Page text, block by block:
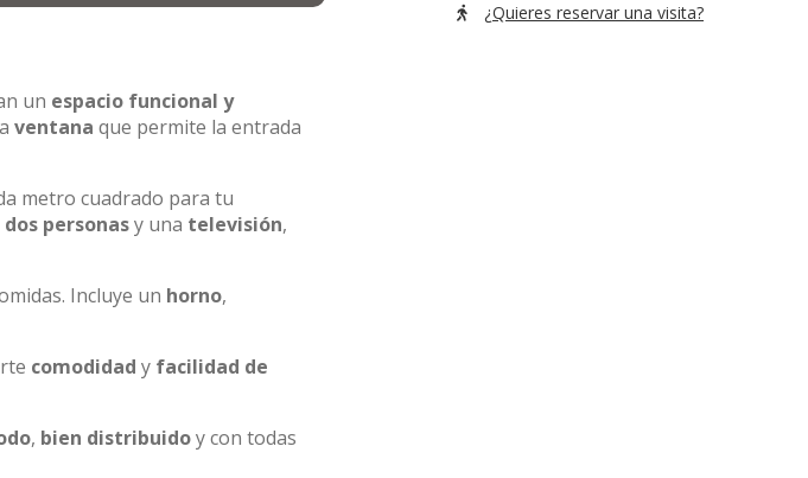
un espacio funcional y
ventana que permite la entrada
metro cuadrado para tu
dos personasy una televisión,
Incluye un horno,
comodidad y facilidad de
, bien distribuidoy con todas
¿Quieres reservar una visita?